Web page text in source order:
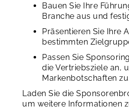
Bauen Sie Ihre
Branche aus und
Präsentieren Sie Ihre
bestimmten
Passen Sie
die Vertriebsziele an,
Markenbotschaften
Laden Sie die
um weitere Informationen